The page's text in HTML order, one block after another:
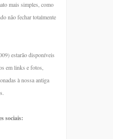
mais simples, como
não fechar totalmente
estarão disponíveis
em links e fotos,
à nossa antiga
sociais: